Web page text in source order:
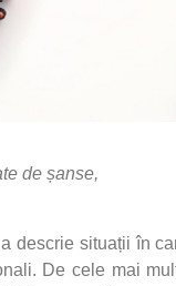
de șanse,
descrie situații în
De cele mai